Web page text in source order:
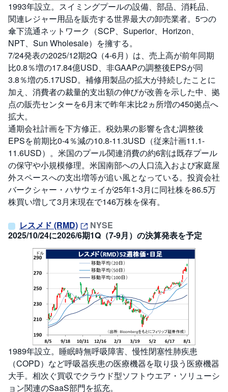
1993年設立。スイミングプールの設備、部品、消耗品、
関連レジャー用品を販売する世界最大の卸売業者。5つの
傘下流通ネットワーク（SCP、Superior、Horizon、
NPT、Sun Wholesale）を擁する。
7/24発表の2025/12期2Q（4-6月）は、売上高が前年同期
比0.8％増の17.84億USD、非GAAPの調整後EPSが同
3.8％増の5.17USD。補修用製品の拡大が持続したことに
加え、消費者の裁量的支出額の伸びが改善を示した中、拠
点の販売センターを6月末で昨年末比2ヵ所増の450拠点へ
拡大。
通期会社計画を下方修正。税効果の影響を含む調整後
EPSを前期比0-4％減の10.8-11.3USD（従来計画11.1-
11.6USD）。米国のプール関連消費の約6割は既存プール
の保守や小規模修理。米国南部への人口流入および家庭屋
外スペースへの支出増等が追い風となっている。投資会社
バークシャー・ハサウェイが25年1-3月に同社株を86.5万
株買い増して3月末現在で146万株を保有。
レスメド (RMD)
NYSE
2025/10/24に2026/6期1Q（7-9月）の決算発表を予定
1989年設立。睡眠時無呼吸障害、慢性閉塞性肺疾患
（COPD）など呼吸器疾患の医療機器を取り扱う医療機器
大手。相次ぐ買収でクラウド型ソフトウエア・ソリューシ
ョン関連のSaaS部門を拡充。